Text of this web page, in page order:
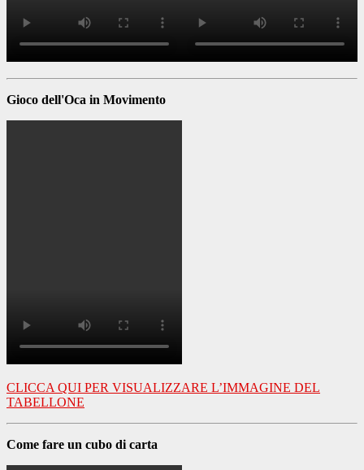
Gioco dell'Oca in Movimento
CLICCA QUI PER VISUALIZZARE L’IMMAGINE DEL
TABELLONE
Come fare un cubo di carta